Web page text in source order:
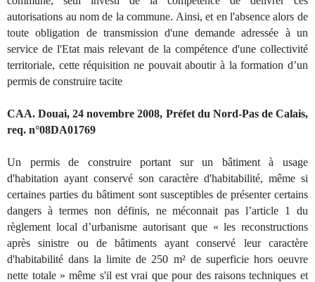
autorisations au nom de la commune. Ainsi, et en l'absence alors de
toute obligation de transmission d'une demande adressée à un
service de l'Etat mais relevant de la compétence d'une collectivité
territoriale, cette réquisition ne pouvait aboutir à la formation d’un
permis de construire tacite
CAA. Douai, 24 novembre 2008, Préfet du Nord-Pas de Calais,
req. n°08DA01769
Un permis de construire portant sur un bâtiment à usage
d'habitation ayant conservé son caractère d'habitabilité, même si
certaines parties du bâtiment sont susceptibles de présenter certains
dangers à termes non définis, ne méconnait pas l’article 1 du
règlement local d’urbanisme autorisant que « les reconstructions
après sinistre ou de bâtiments ayant conservé leur caractère
d'habitabilité dans la limite de 250 m² de superficie hors oeuvre
nette totale » même s'il est vrai que pour des raisons techniques et